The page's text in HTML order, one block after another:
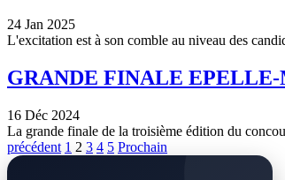
24 Jan 2025
L'excitation est à son comble au niveau des
GRANDE FINALE
16 Déc 2024
La grande finale de la troisième édition du
précédent 1 2 3 4 5 Prochain